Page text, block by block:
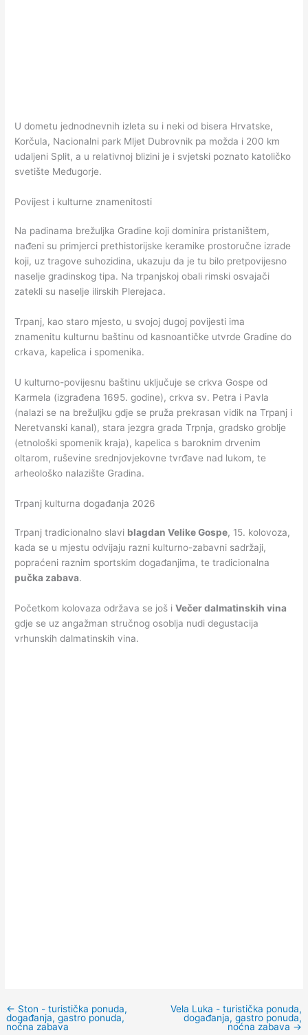
U dometu jednodnevnih izleta su i neki od bisera Hrvatske,
Korčula, Nacionalni park Mljet Dubrovnik pa možda i 200 km
udaljeni Split, a u relativnoj blizini je i svjetski poznato katoličko
svetište Međugorje.
Povijest i kulturne znamenitosti
Na padinama brežuljka Gradine koji dominira pristaništem,
nađeni su primjerci prethistorijske keramike prostoručne izrade
koji, uz tragove suhozidina, ukazuju da je tu bilo pretpovijesno
naselje gradinskog tipa. Na trpanjskoj obali rimski osvajači
zatekli su naselje ilirskih Plerejaca.
Trpanj, kao staro mjesto, u svojoj dugoj povijesti ima
znamenitu kulturnu baštinu od kasnoantičke utvrde Gradine do
crkava, kapelica i spomenika.
U kulturno-povijesnu baštinu uključuje se crkva Gospe od
Karmela (izgrađena 1695. godine), crkva sv. Petra i Pavla
(nalazi se na brežuljku gdje se pruža prekrasan vidik na Trpanj i
Neretvanski kanal), stara jezgra grada Trpnja, gradsko groblje
(etnološki spomenik kraja), kapelica s baroknim drvenim
oltarom, ruševine srednjovjekovne tvrđave nad lukom, te
arheološko nalazište Gradina.
Trpanj kulturna događanja 2026
Trpanj tradicionalno slavi blagdan Velike Gospe, 15. kolovoza,
kada se u mjestu odvijaju razni kulturno-zabavni sadržaji,
popraćeni raznim sportskim događanjima, te tradicionalna
pučka zabava.
Početkom kolovaza održava se još iVečer dalmatinskih vina
gdje se uz angažman stručnog osoblja nudi degustacija
vrhunskih dalmatinskih vina.
← Ston - turistička ponuda,
događanja, gastro ponuda,
noćna zabava
Vela Luka - turistička ponuda,
događanja, gastro ponuda,
noćna zabava →